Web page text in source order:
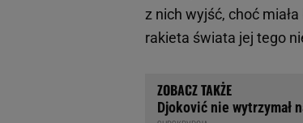
z nich wyjść, choć
rakieta świata jej tego
Djoković nie wytrzymał